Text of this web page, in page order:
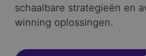
schaalbare strategieën en
winning oplossingen.